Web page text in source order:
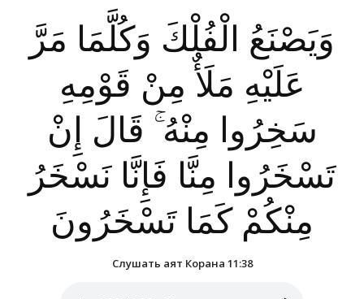
وَيَصْنَعُ الْفُلْكَ وَكُلَّمَا مَرَّ
عَلَيْهِ مَلَأٌ مِنْ قَوْمِهِ
سَخِرُوا مِنْهُ ۚ قَالَ إِنْ
تَسْخَرُوا مِنَّا فَإِنَّا نَسْخَرُ
مِنْكُمْ كَمَا تَسْخَرُونَ
Слушать аят Корана 11:38